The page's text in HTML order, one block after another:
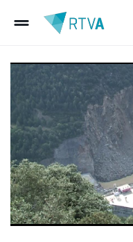
drag_handle